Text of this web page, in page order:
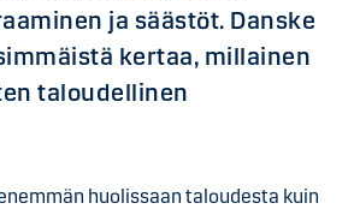
ja säästöt. Danske
kertaa, millainen
taloudellinen
huolissaan taloudesta kuin